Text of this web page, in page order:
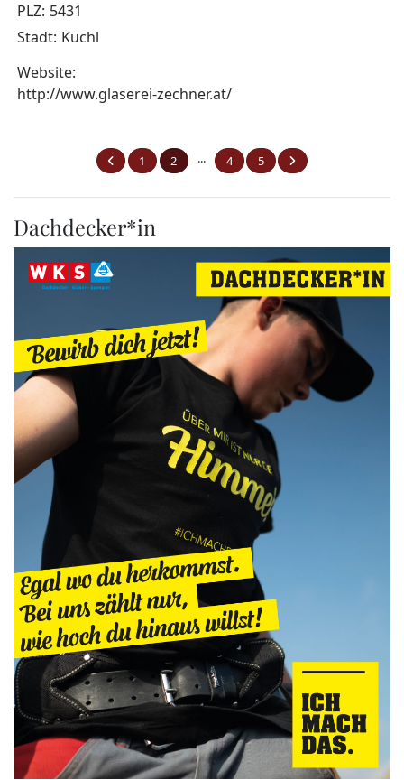
PLZ: 5431
Stadt: Kuchl
Website:
http://www.glaserei-zechner.at/
1 2 ... 4 5
Dachdecker*in